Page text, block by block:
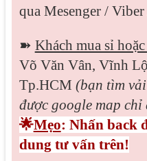
qua Mesenger /
➽ Khách mua sỉ
Võ Văn Vân, Vĩnh
Tp.HCM (bạn tìm
được google map
🌟Mẹo: Nhấn back
dung tư vấn trên!